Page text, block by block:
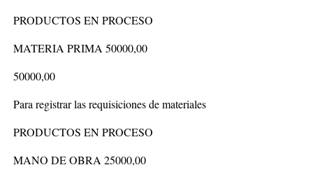
PRODUCTOS EN PROCESO
MATERIA PRIMA 50000,00
50000,00
Para registrar las requisiciones de materiales
PRODUCTOS EN PROCESO
MANO DE OBRA 25000,00